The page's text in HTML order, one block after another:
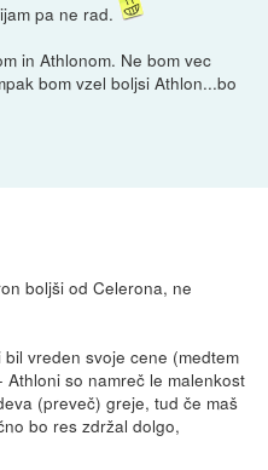
pa ne rad.
in Athlonom. Ne bom vec
bom vzel boljsi Athlon...bo
boljši od Celerona, ne
vreden svoje cene (medtem
so namreč le malenkost
(preveč) greje, tud če maš
bo res zdržal dolgo,